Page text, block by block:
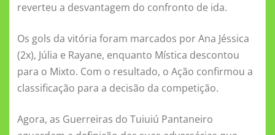
reverteu a desvantagem do confronto de ida.
Os gols da vitória foram marcados por Ana Jéssica
(2x), Júlia e Rayane, enquanto Mística descontou
para o Mixto. Com o resultado, o Ação confirmou a
classificação para a decisão da competição.
Agora, as Guerreiras do Tuiuiú Pantaneiro